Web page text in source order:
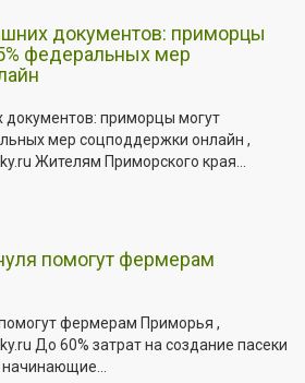
документов: приморцы
федеральных мер
документов: приморцы могут
мер соцподдержки онлайн ,
Жителям Приморского края...
помогут фермерам
фермерам Приморья ,
До 60% затрат на создание пасеки